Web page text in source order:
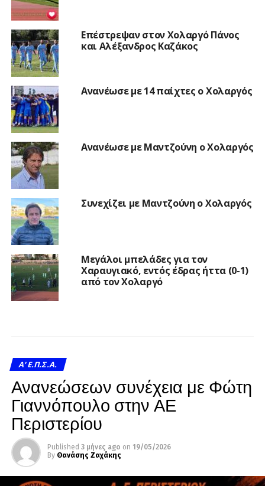
Επέστρεψαν στον Χολαργό Πάνος
και Αλέξανδρος Καζάκος
Ανανέωσε με 14 παίχτες ο Χολαργός
Ανανέωσε με Μαντζούνη ο Χολαργός
Συνεχίζει με Μαντζούνη ο Χολαργός
Μεγάλοι μπελάδες για τον
Χαραυγιακό, εντός έδρας ήττα (0-1)
από τον Χολαργό
A' Ε.Π.Σ.Α.
Ανανεώσεων συνέχεια με Φώτη
Γιαννόπουλο στην ΑΕ
Περιστερίου
Published 3 μήνες ago on 19/05/2026
By Θανάσης Ζαχάκης